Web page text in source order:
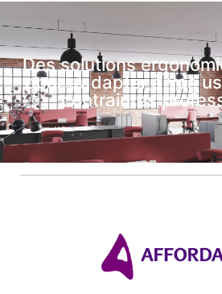
Des solutions
pour s’adapter à vos
contraintes